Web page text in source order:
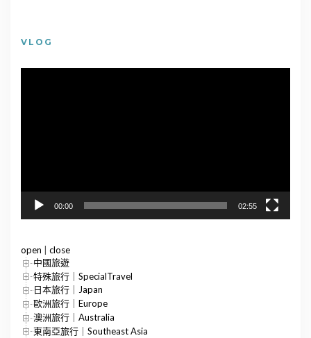
VLOG
00:00 02:55
open
close
中國旅遊
特殊旅行｜SpecialTravel
日本旅行｜Japan
歐洲旅行｜Europe
澳洲旅行｜Australia
東南亞旅行｜Southeast Asia